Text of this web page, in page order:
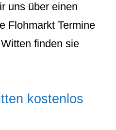
uns über einen
Flohmarkt Termine
finden sie
kostenlos